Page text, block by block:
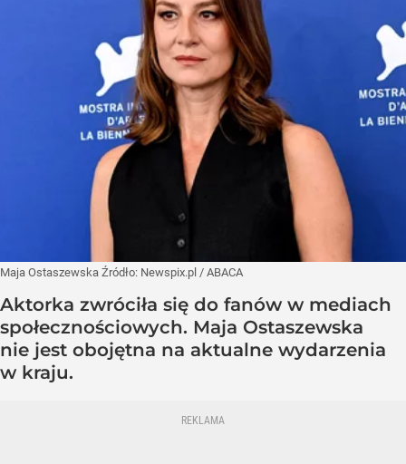
Maja Ostaszewska Źródło: Newspix.pl / ABACA
Aktorka zwróciła się do fanów w mediach
społecznościowych. Maja Ostaszewska
nie jest obojętna na aktualne wydarzenia
w kraju.